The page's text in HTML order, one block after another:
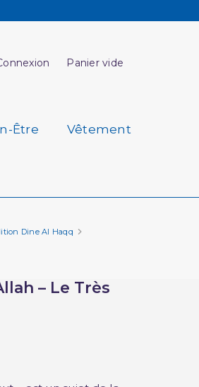
Panier vide
Être Vêtement
Dine Al Haqq
– Le Très